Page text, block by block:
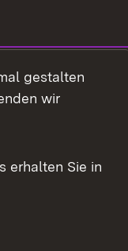
gestalten
wir
erhalten Sie in